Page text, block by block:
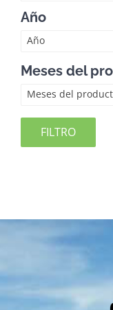
Año
Año
Meses del
Meses del
FILTRO